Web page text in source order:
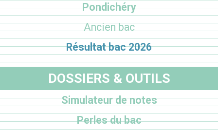
Pondichéry
Ancien bac
Résultat bac 2026
DOSSIERS & OUTILS
Simulateur de notes
Perles du bac